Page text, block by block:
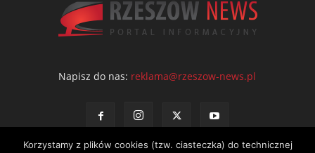
Napisz do nas: reklama@rzeszow-news.pl
Korzystamy z plików cookies (tzw. ciasteczka) do technicznej